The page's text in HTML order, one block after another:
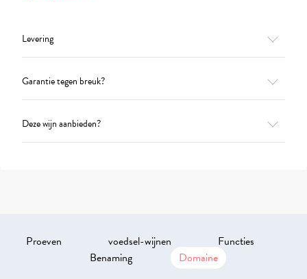
Levering
Garantie tegen breuk?
Deze wijn aanbieden?
Proeven voedsel-wijnen
Functies
Benaming
Domaine